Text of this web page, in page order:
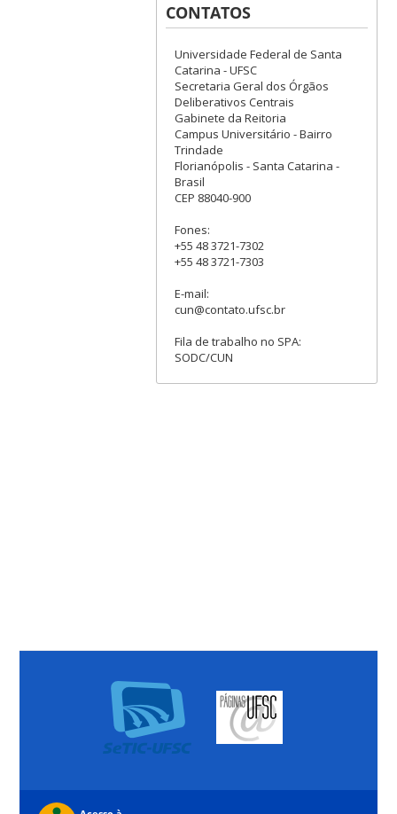
CONTATOS
Universidade Federal de Santa
Catarina - UFSC
Secretaria Geral dos Órgãos
Deliberativos Centrais
Gabinete da Reitoria
Campus Universitário - Bairro
Trindade
Florianópolis - Santa Catarina -
Brasil
CEP 88040-900
Fones:
+55 48 3721-7302
+55 48 3721-7303
E-mail:
cun@contato.ufsc.br
Fila de trabalho no SPA:
SODC/CUN